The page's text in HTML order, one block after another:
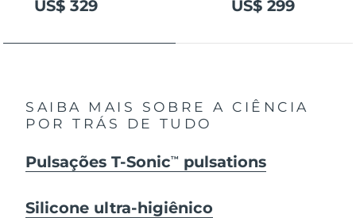
US$ 329 US$ 299
SAIBA MAIS SOBRE A CIÊNCIA
POR TRÁS DE TUDO
Pulsações T-SonicTM pulsations
Silicone ultra-higiênico